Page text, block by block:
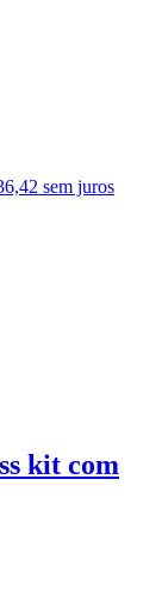
sem juros
kit com